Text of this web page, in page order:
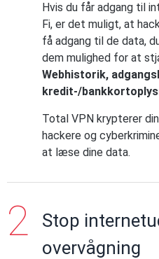
Hvis du får adgang til
Fi, er det muligt, at
få adgang til de data,
dem mulighed for at
Webhistorik,
kredit-/
Total VPN krypterer
hackere og
at læse dine data.
Stop
overvågning